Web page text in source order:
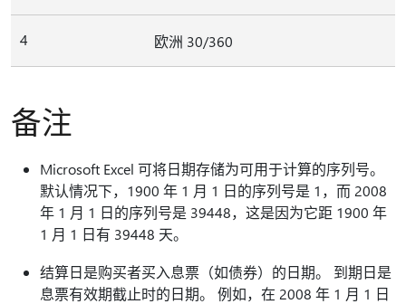
4 欧洲 30/360
备注
Microsoft Excel 可将日期存储为可用于计算的序列号。
默认情况下，1900 年 1 月 1 日的序列号是 1，而 2008
年 1 月 1 日的序列号是 39448，这是因为它距 1900 年
1 月 1 日有 39448 天。
结算日是购买者买入息票（如债券）的日期。 到期日是
息票有效期截止时的日期。 例如，在 2008 年 1 月 1 日